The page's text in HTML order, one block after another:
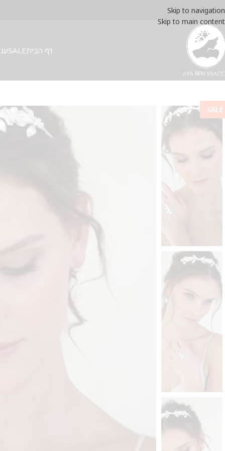
Skip to navigation
Skip to main content
דף הביתSALE
SALE